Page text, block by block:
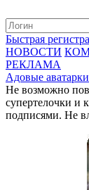
Быстрая
НОВОСТИ
РЕКЛАМА
Адовые
Не возможно
супертелочки и
подписями. Не